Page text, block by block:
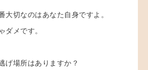
大切なのはあなた自身ですよ。
ダメです。
げ場所はありますか？